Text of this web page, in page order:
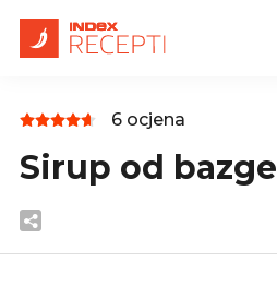
6 ocjena
Sirup od bazge